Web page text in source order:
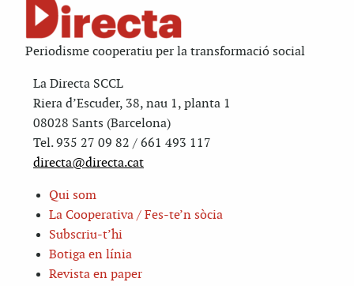
Periodisme cooperatiu per la transformació social
La Directa SCCL
Riera d’Escuder, 38, nau 1, planta 1
08028 Sants (Barcelona)
Tel. 935 27 09 82 / 661 493 117
directa@directa.cat
Qui som
La Cooperativa / Fes-te’n sòcia
Subscriu-t’hi
Botiga en línia
Revista en paper